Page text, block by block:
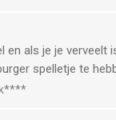
en als je je verveelt
spelletje te